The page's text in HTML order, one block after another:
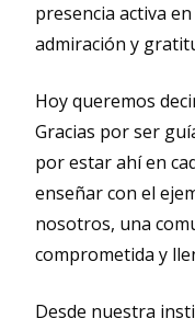
presencia activa
admiración y
Hoy queremos
Gracias por ser
por estar ahí en
enseñar con el
nosotros, una
comprometida y
Desde nuestra